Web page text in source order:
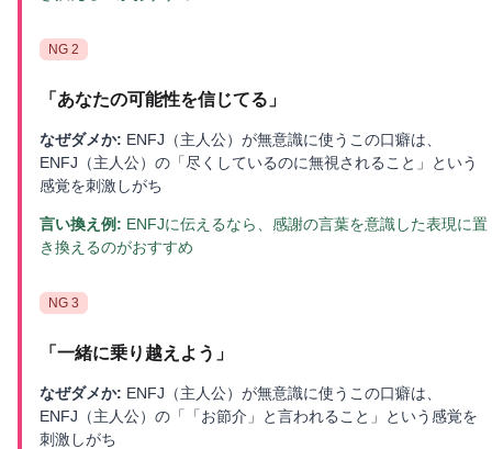
NG 2
「 あなたの可能性を信じてる 」
なぜダメか: ENFJ（主人公）が無意識に使うこの口癖は、
ENFJ（主人公）の「尽くしているのに無視されること」という
感覚を刺激しがち
言い換え例: ENFJに伝えるなら、感謝の言葉を意識した表現に置
き換えるのがおすすめ
NG 3
「 一緒に乗り越えよう 」
なぜダメか: ENFJ（主人公）が無意識に使うこの口癖は、
ENFJ（主人公）の「「お節介」と言われること」という感覚を
刺激しがち